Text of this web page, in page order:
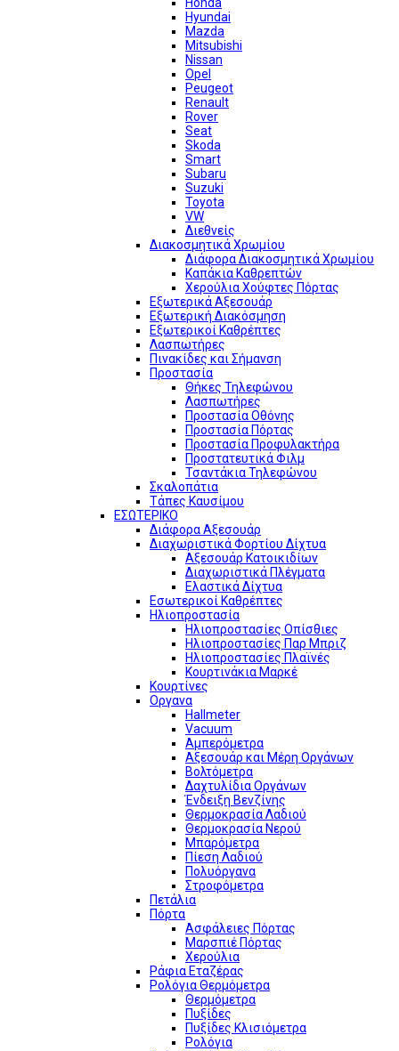
Hyundai
Mazda
Mitsubishi
Nissan
Opel
Peugeot
Renault
Rover
Seat
Skoda
Smart
Subaru
Suzuki
Toyota
VW
Διεθνείς
Διακοσμητικά Χρωμίου
Διάφορα Διακοσμητικά Χρωμίου
Καπάκια Καθρεπτών
Χερούλια Χούφτες Πόρτας
Εξωτερικά Αξεσουάρ
Εξωτερική Διακόσμηση
Εξωτερικοί Καθρέπτες
Λασπωτήρες
Πινακίδες και Σήμανση
Προστασία
Θήκες Τηλεφώνου
Λασπωτήρες
Προστασία Οθόνης
Προστασία Πόρτας
Προστασία Προφυλακτήρα
Προστατευτικά Φιλμ
Τσαντάκια Τηλεφώνου
Σκαλοπάτια
Τάπες Καυσίμου
ΕΣΩΤΕΡΙΚΟ
Διάφορα Αξεσουάρ
Διαχωριστικά Φορτίου Δίχτυα
Αξεσουάρ Κατοικιδίων
Διαχωριστικά Πλέγματα
Ελαστικά Δίχτυα
Εσωτερικοί Καθρέπτες
Ηλιοπροστασία
Ηλιοπροστασίες Οπίσθιες
Ηλιοπροστασίες Παρ Μπριζ
Ηλιοπροστασίες Πλαϊνές
Κουρτινάκια Μαρκέ
Κουρτίνες
Οργανα
Hallmeter
Vacuum
Αμπερόμετρα
Αξεσουάρ και Μέρη Οργάνων
Βολτόμετρα
Δαχτυλίδια Οργάνων
Ένδειξη Βενζίνης
Θερμοκρασία Λαδιού
Θερμοκρασία Νερού
Μπαρόμετρα
Πίεση Λαδιού
Πολυόργανα
Στροφόμετρα
Πετάλια
Πόρτα
Ασφάλειες Πόρτας
Μαρσπιέ Πόρτας
Χερούλια
Ράφια Εταζέρας
Ρολόγια Θερμόμετρα
Θερμόμετρα
Πυξίδες
Πυξίδες Κλισιόμετρα
Ρολόγια